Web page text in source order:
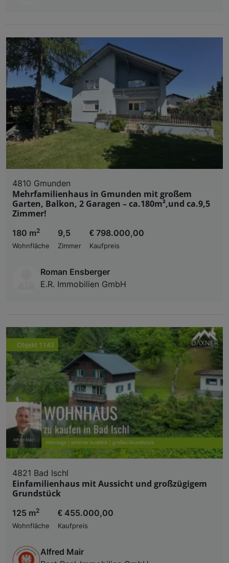
4810 Gmunden
Mehrfamilienhaus in Gmunden mit großem
Garten, Balkon, 2 Garagen – ca.180m²,und ca.9,5
Zimmer!
180 m2
Wohnfläche
9,5
Zimmer
€ 798.000,00
Kaufpreis
Roman Ensberger
E.R. Immobilien GmbH
4821 Bad Ischl
Einfamilienhaus mit Aussicht und großzügigem
Grundstück
125 m2
Wohnfläche
€ 455.000,00
Kaufpreis
Alfred Mair